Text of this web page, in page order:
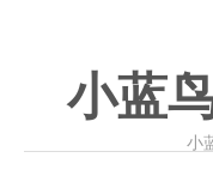
小蓝
小